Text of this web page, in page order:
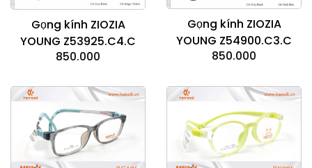
Gọng kính ZIOZIA
YOUNG Z53925.C4.C
850.000
Gọng kính ZIOZIA
YOUNG Z54900.C3.C
850.000